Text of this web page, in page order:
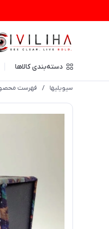
دسته‌بندی کالاها
سیویلیها / فهرست